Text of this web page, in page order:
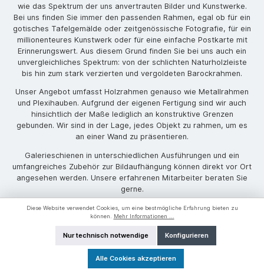
wie das Spektrum der uns anvertrauten Bilder und Kunstwerke.
Bei uns finden Sie immer den passenden Rahmen, egal ob für ein
gotisches Tafelgemälde oder zeitgenössische Fotografie, für ein
millionenteures Kunstwerk oder für eine einfache Postkarte mit
Erinnerungswert. Aus diesem Grund finden Sie bei uns auch ein
unvergleichliches Spektrum: von der schlichten Naturholzleiste
bis hin zum stark verzierten und vergoldeten Barockrahmen.
Unser Angebot umfasst Holzrahmen genauso wie Metallrahmen
und Plexihauben. Aufgrund der eigenen Fertigung sind wir auch
hinsichtlich der Maße lediglich an konstruktive Grenzen
gebunden. Wir sind in der Lage, jedes Objekt zu rahmen, um es
an einer Wand zu präsentieren.
Galerieschienen in unterschiedlichen Ausführungen und ein
umfangreiches Zubehör zur Bildaufhängung können direkt vor Ort
angesehen werden. Unsere erfahrenen Mitarbeiter beraten Sie
gerne.
Passepartout-Infos
Bilderrahmen-Tipps
* Alle Preise inkl. gesetzl. Mehrwertsteuer zzgl.Versandkosten
nicht anders angegeben.
© 2026 Bild & Rahmen Werkladen Theme by
Diese Website verwendet Cookies, um eine bestmögliche Erfahrung bieten zu
können.
Mehr Informationen ...
Nur technisch notwendige Konfigurieren
Alle Cookies akzeptieren